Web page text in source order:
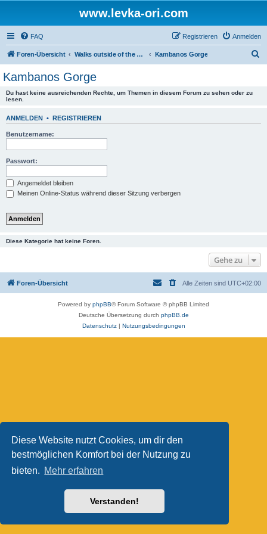
Diese Website nutzt Cookies, um dir den
bestmöglichen Komfort bei der Nutzung zu
bieten. Mehr erfahren
Verstanden!
www.levka-ori.com
FAQ Anmelden
Registrieren
Foren-Übersicht Walks outside of the White Mountains / Wanderungen außerhalb der Weißen Berge Kambanos Gorge
Kambanos Gorge
Du hast keine ausreichenden Rechte, um Themen in diesem Forum zu sehen oder zu
lesen.
ANMELDEN • REGISTRIEREN
Benutzername:
Passwort:
Angemeldet bleiben
Meinen Online-Status während dieser Sitzung verbergen
Diese Kategorie hat keine Foren.
Gehe zu
Foren-Übersicht Alle Zeiten sind UTC+02:00
Powered by phpBB® Forum Software © phpBB Limited
Deutsche Übersetzung durch phpBB.de
Datenschutz| Nutzungsbedingungen